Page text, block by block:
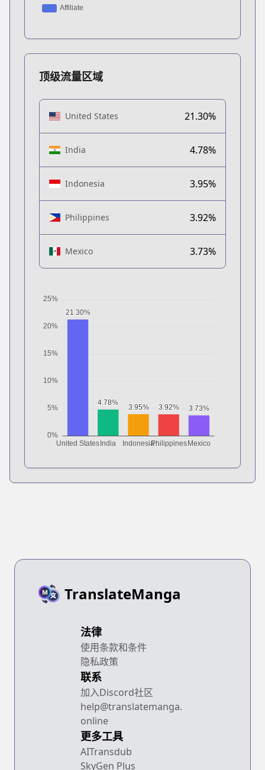
顶级流量区域
United States 21.30%
India 4.78%
Indonesia 3.95%
Philippines 3.92%
Mexico 3.73%
TranslateManga
法律
使用条款和条件
隐私政策
联系
加入Discord社区
help@translatemanga.
online
更多工具
AITransdub
SkyGen Plus